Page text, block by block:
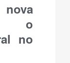
nova
o
no